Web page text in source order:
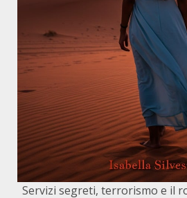
Servizi segreti, terrorismo e il